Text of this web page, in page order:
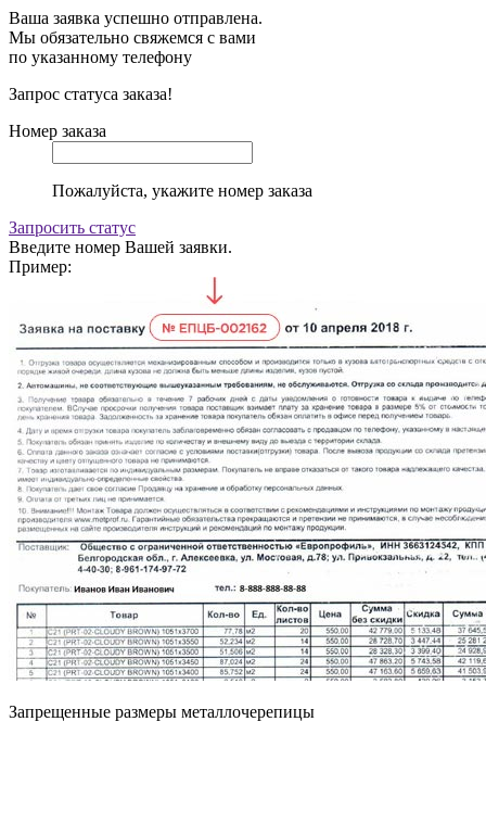
Ваша заявка успешно отправлена.
Мы обязательно свяжемся с вами
по указанному телефону
Запрос статуса заказа!
Номер заказа
Пожалуйста, укажите номер заказа
Запросить статус
Введите номер Вашей заявки.
Пример:
Запрещенные размеры металлочерепицы